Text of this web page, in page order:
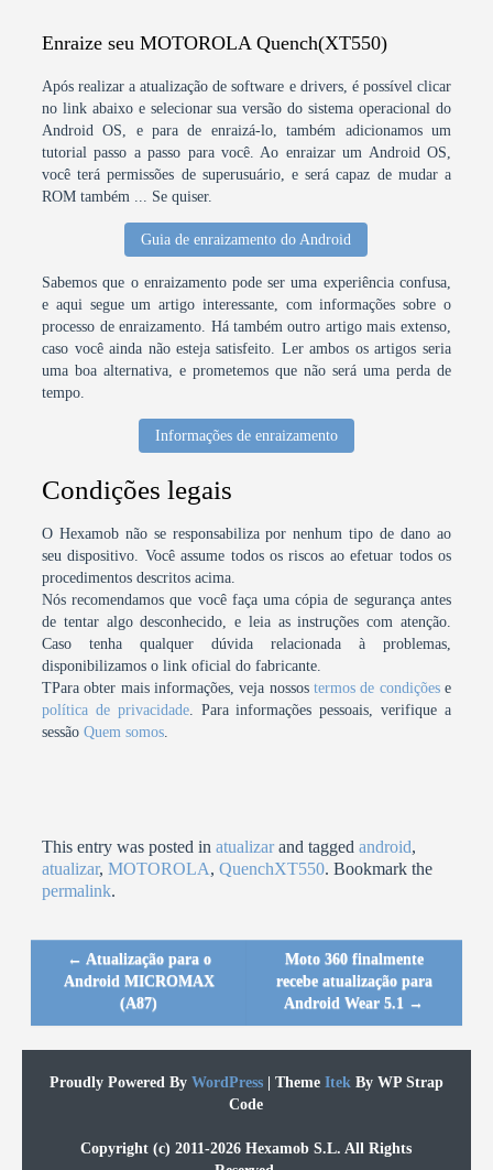
Enraize seu MOTOROLA Quench(XT550)
Após realizar a atualização de software e drivers, é possível clicar
no link abaixo e selecionar sua versão do sistema operacional do
Android OS, e para de enraizá-lo, também adicionamos um
tutorial passo a passo para você. Ao enraizar um Android OS,
você terá permissões de superusuário, e será capaz de mudar a
ROM também ... Se quiser.
Guia de enraizamento do Android
Sabemos que o enraizamento pode ser uma experiência confusa,
e aqui segue um artigo interessante, com informações sobre o
processo de enraizamento. Há também outro artigo mais extenso,
caso você ainda não esteja satisfeito. Ler ambos os artigos seria
uma boa alternativa, e prometemos que não será uma perda de
tempo.
Informações de enraizamento
Condições legais
O Hexamob não se responsabiliza por nenhum tipo de dano ao
seu dispositivo. Você assume todos os riscos ao efetuar todos os
procedimentos descritos acima.
Nós recomendamos que você faça uma cópia de segurança antes
de tentar algo desconhecido, e leia as instruções com atenção.
Caso tenha qualquer dúvida relacionada à problemas,
disponibilizamos o link oficial do fabricante.
TPara obter mais informações, veja nossos termos de condiçõese
política de privacidade. Para informações pessoais, verifique a
sessãoQuem somos.
This entry was posted inatualizarand taggedandroid,
atualizar,MOTOROLA,QuenchXT550. Bookmark the
permalink.
Post navigation
← Atualização para o
Android MICROMAX
(A87)
Moto 360 finalmente
recebe atualização para
Android Wear 5.1 →
Proudly Powered By WordPress Theme Itek By WP Strap
Code
Copyright (c) 2011-2026 Hexamob S.L. All Rights